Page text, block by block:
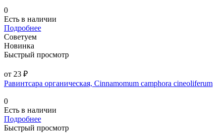
0
Есть в наличии
Подробнее
Советуем
Новинка
Быстрый просмотр
от 23 ₽
Равинтсара органическая, Cinnamomum camphora cineoliferum
0
Есть в наличии
Подробнее
Быстрый просмотр